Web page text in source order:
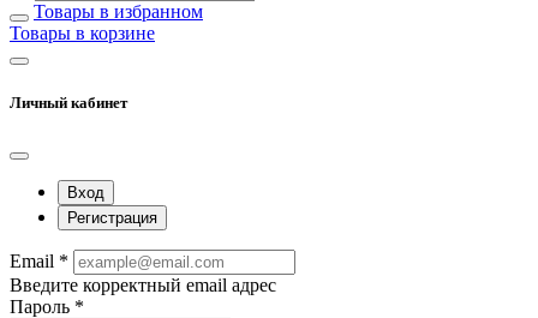
Товары в избранном
Товары в корзине
Личный кабинет
Вход
Регистрация
Email *
Введите корректный email адрес
Пароль *